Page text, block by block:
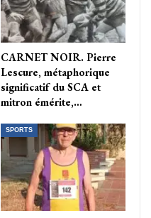
CARNET NOIR. Pierre
Lescure, métaphorique
significatif du SCA et
mitron émérite,…
SPORTS